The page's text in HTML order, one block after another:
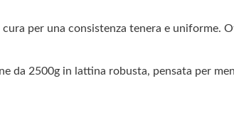
per una consistenza tenera e
da 2500g in lattina robusta, pensata per